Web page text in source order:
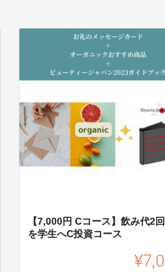
【7,000円 Cコース】飲み代2
を学生へC投資コース